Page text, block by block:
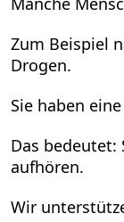
Zum Beispiel
Drogen.
Sie haben
Das bedeutet:
aufhören.
Wir